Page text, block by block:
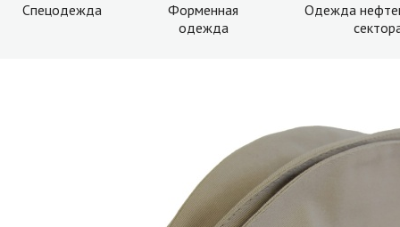
Спецодежда
Форменная
одежда
Одежда